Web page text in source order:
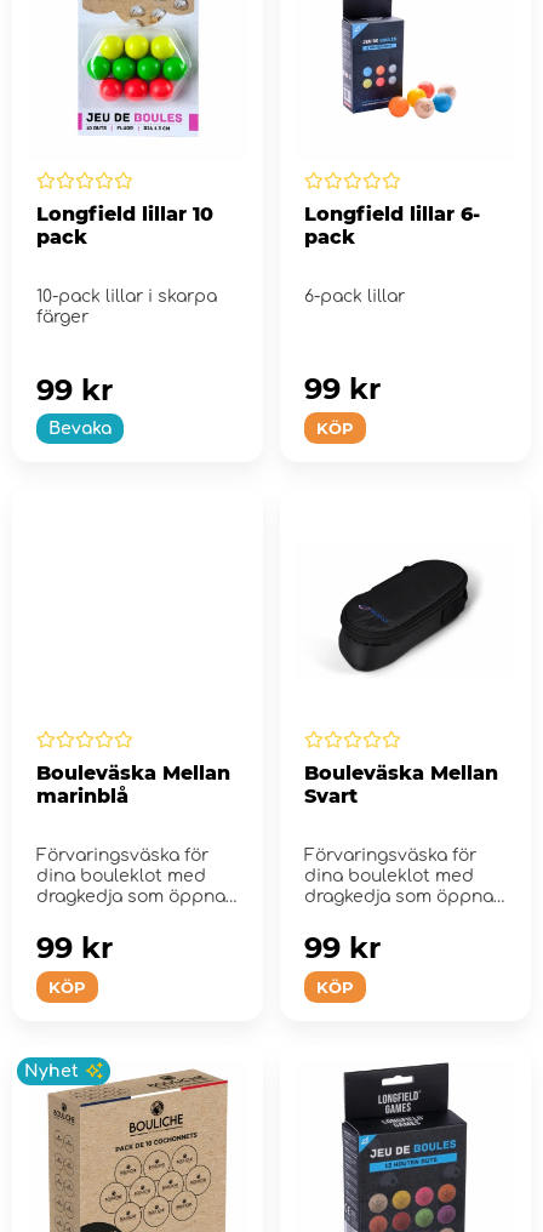
Longfield lillar 10
pack
10-pack lillar i skarpa
färger
Bevaka
99 kr
Longfield lillar 6-
pack
6-pack lillar
KÖP
99 kr
Bouleväska Mellan
marinblå
Förvaringsväska för
dina bouleklot med
dragkedja som öppnas
KÖP
99 kr
Bouleväska Mellan
Svart
Förvaringsväska för
dina bouleklot med
dragkedja som öppnas
KÖP
99 kr
Nyhet